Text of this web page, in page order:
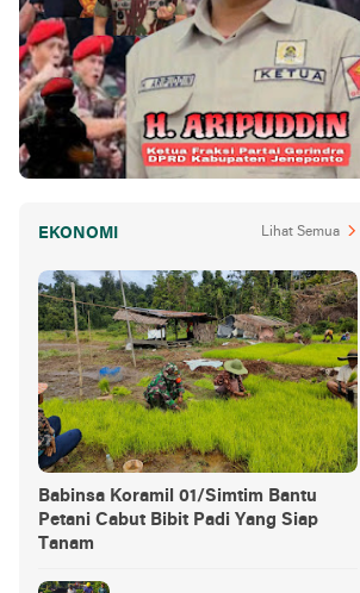
EKONOMI Lihat Semua
Babinsa Koramil 01/Simtim Bantu
Petani Cabut Bibit Padi Yang Siap
Tanam